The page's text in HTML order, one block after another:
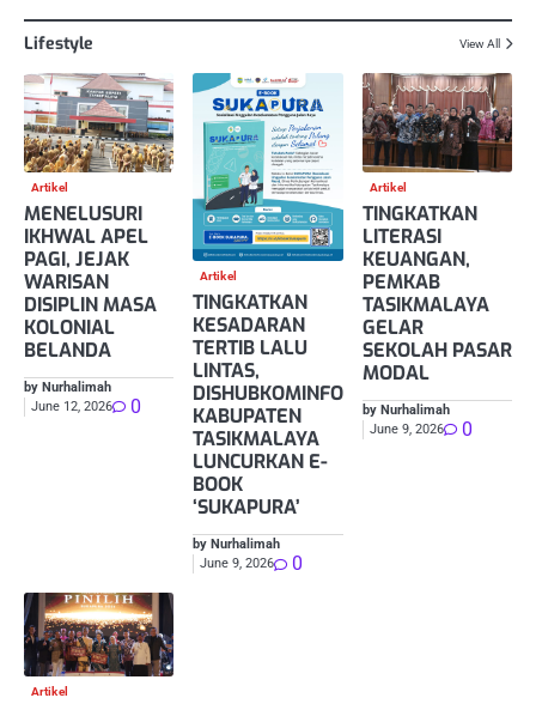
Lifestyle View All
Artikel
MENELUSURI
IKHWAL APEL
PAGI, JEJAK
WARISAN
DISIPLIN MASA
KOLONIAL
BELANDA
by Nurhalimah
June 12, 2026
0
Artikel
TINGKATKAN
KESADARAN
TERTIB LALU
LINTAS,
DISHUBKOMINFO
KABUPATEN
TASIKMALAYA
LUNCURKAN E-
BOOK
‘SUKAPURA’
by Nurhalimah
June 9, 2026
0
Artikel
TINGKATKAN
LITERASI
KEUANGAN,
PEMKAB
TASIKMALAYA
GELAR
SEKOLAH PASAR
MODAL
by Nurhalimah
June 9, 2026
0
Artikel